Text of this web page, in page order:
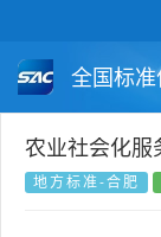
全国标
国家标准
农业社会化服
地方标准-合肥